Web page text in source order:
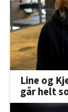
Line og
går helt